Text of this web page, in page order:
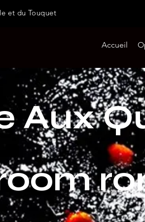
et du Touquet
Accueil
Aux